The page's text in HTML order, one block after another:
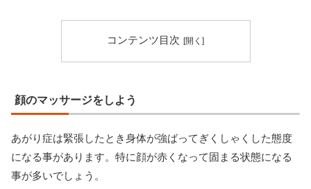
コンテンツ目次
顔のマッサージをしよう
あがり症は緊張したとき身体が強ばってぎくしゃくした態度
になる事があります。特に顔が赤くなって固まる状態になる
事が多いでしょう。